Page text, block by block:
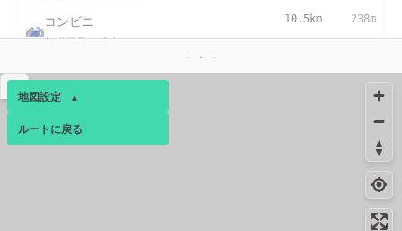
コンビニ
相模原星が丘店
10.5km 238m
コンビニ
相模原中央６丁目店
10.7km 242m
コンビニ
相模原中央三丁目店
247m
232m
地図設定 ▴
ベース ▴
ルートに戻る